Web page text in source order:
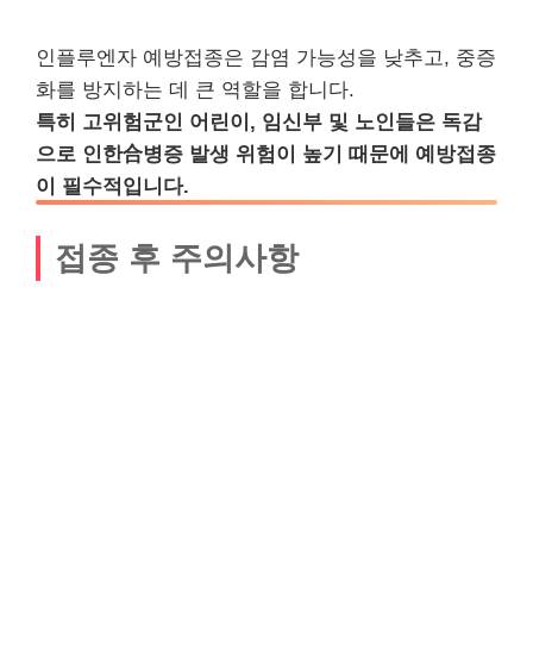
인플루엔자 예방접종은 감염 가능성을 낮추고, 중증
화를 방지하는 데 큰 역할을 합니다.
특히 고위험군인 어린이, 임신부 및 노인들은 독감
으로 인한合병증 발생 위험이 높기 때문에 예방접종
이 필수적입니다.
접종 후 주의사항